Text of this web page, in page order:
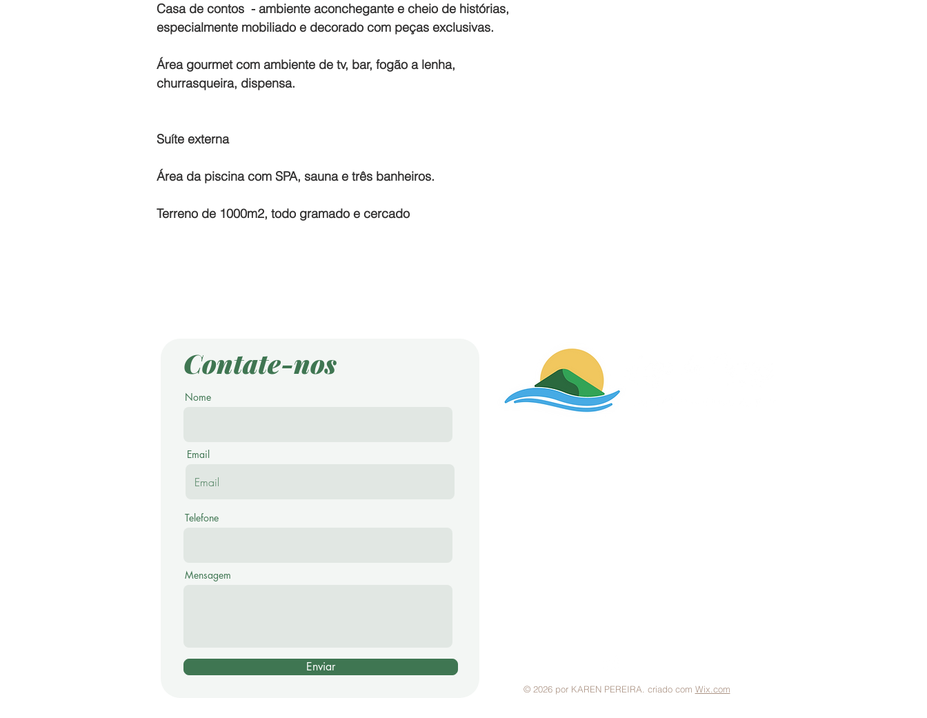
Casa de contos - ambiente aconchegante e cheio de histórias,
especialmente mobiliado e decorado com peças exclusivas.
Área gourmet com ambiente de tv, bar, fogão a lenha,
churrasqueira, dispensa.
Suíte externa
Área da piscina com SPA, sauna e três banheiros.
Terreno de 1000m2, todo gramado e cercado
Contate-nos
Nome
Email
Telefone
Mensagem
Enviar
© 2026 por KAREN PEREIRA. criado com Wix.com